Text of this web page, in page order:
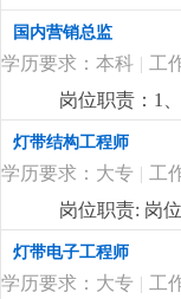
国内营销总监
学历要求：本科 | 工
岗位职责：1
与制定公司销
程，完成销售
任职要求：1
关能力，具有
作经验，两年
16年的企业，
迎志同道合的
灯带结构工程师
学历要求：大专 | 工
岗位职责: 岗
产工艺（焊接
以上led灯带
悉线路板原理
灯带电子工程师
学历要求：大专 | 工